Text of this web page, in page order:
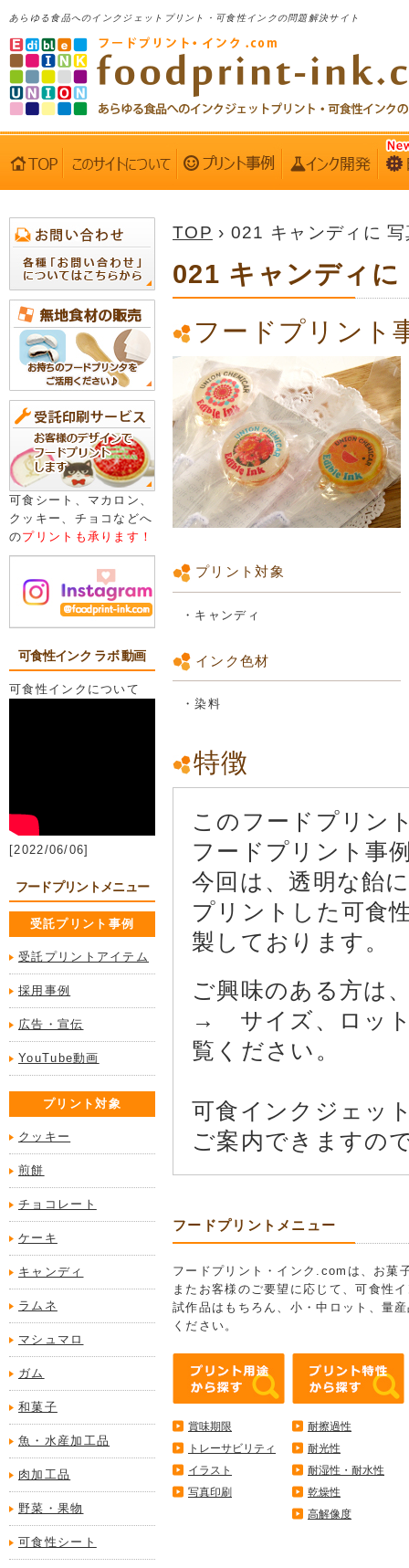
あらゆる食品へのインクジェットプリント・可食性インクの問題解決サイト
可食シート、マカロン、
クッキー、チョコなどへ
のプリントも承ります！
可食性インク ラボ 動画
可食性インクについて
[2022/06/06]
フードプリントメニュー
受託プリント事例
受託プリントアイテム
採用事例
広告・宣伝
YouTube動画
プリント対象
クッキー
煎餅
チョコレート
ケーキ
キャンディ
ラムネ
マシュマロ
ガム
和菓子
魚・水産加工品
肉加工品
野菜・果物
可食性シート
TOP › 021 キャンディに
021 キャンディに
フードプリント
プリント対象
・キャンディ
インク色材
・染料
特徴
このフードプリン
フードプリント事
今回は、透明な飴
プリントした可食
製しております。
ご興味のある方は
→ サイズ、ロッ
覧ください。
可食インクジェッ
ご案内できますの
フードプリントメニュー
フードプリント・インク.comは、お菓
またお客様のご要望に応じて、可食性
試作品はもちろん、小・中ロット、量
ください。
賞味期限
トレーサビリティ
イラスト
写真印刷
耐擦過性
耐光性
耐湿性・耐水性
乾燥性
高解像度